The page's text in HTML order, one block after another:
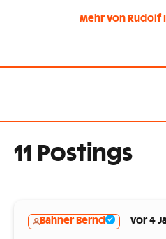
Mehr von Rudolf
11 Postings
Bahner Bernd vor 4